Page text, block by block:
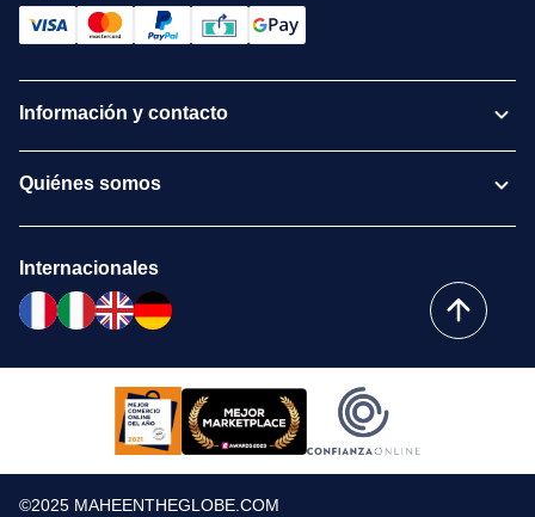
Información y contacto
Quiénes somos
Internacionales
©2025 MAHEENTHEGLOBE.COM